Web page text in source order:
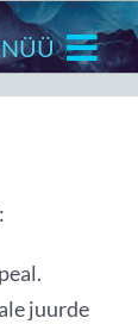
juurde